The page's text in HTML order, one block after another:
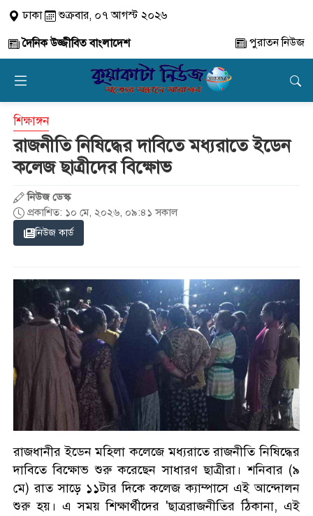
ঢাকা
শুক্রবার, ০৭ আগস্ট ২০২৬
দৈনিক উজ্জীবিত বাংলাদেশ
পুরাতন নিউজ
শিক্ষাঙ্গন
রাজনীতি নিষিদ্ধের দাবিতে মধ্যরাতে ইডেন
কলেজ ছাত্রীদের বিক্ষোভ
নিউজ ডেস্ক
প্রকাশিত: ১০ মে, ২০২৬, ০৯:৪১ সকাল
নিউজ কার্ড
রাজধানীর ইডেন মহিলা কলেজে মধ্যরাতে রাজনীতি নিষিদ্ধের
দাবিতে বিক্ষোভ শুরু করেছেন সাধারণ ছাত্রীরা। শনিবার (৯
মে) রাত সাড়ে ১১টার দিকে কলেজ ক্যাম্পাসে এই আন্দোলন
শুরু হয়। এ সময় শিক্ষার্থীদের 'ছাত্ররাজনীতির ঠিকানা, এই